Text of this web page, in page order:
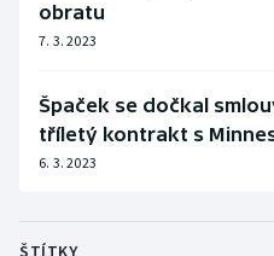
obratu
7. 3. 2023
Špaček se dočkal
tříletý kontrakt s
6. 3. 2023
ŠTÍTKY